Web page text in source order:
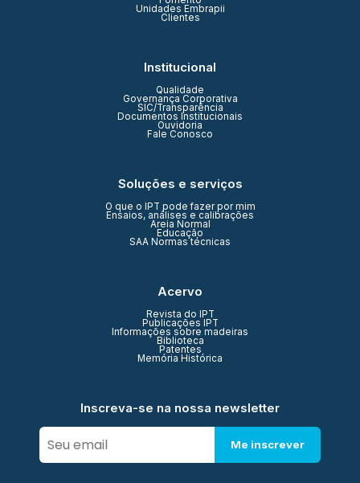
Unidades Embrapii
Clientes
Institucional
Qualidade
Governança Corporativa
SIC/Transparência
Documentos Institucionais
Ouvidoria
Fale Conosco
Soluções e serviços
O que o IPT pode fazer por mim
Ensaios, análises e calibrações
Areia Normal
Educação
SAA Normas técnicas
Acervo
Revista do IPT
Publicações IPT
Informações sobre madeiras
Biblioteca
Patentes
Memória Histórica
Inscreva-se na nossa newsletter
Me inscrever